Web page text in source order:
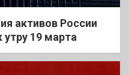
активов России
19 марта